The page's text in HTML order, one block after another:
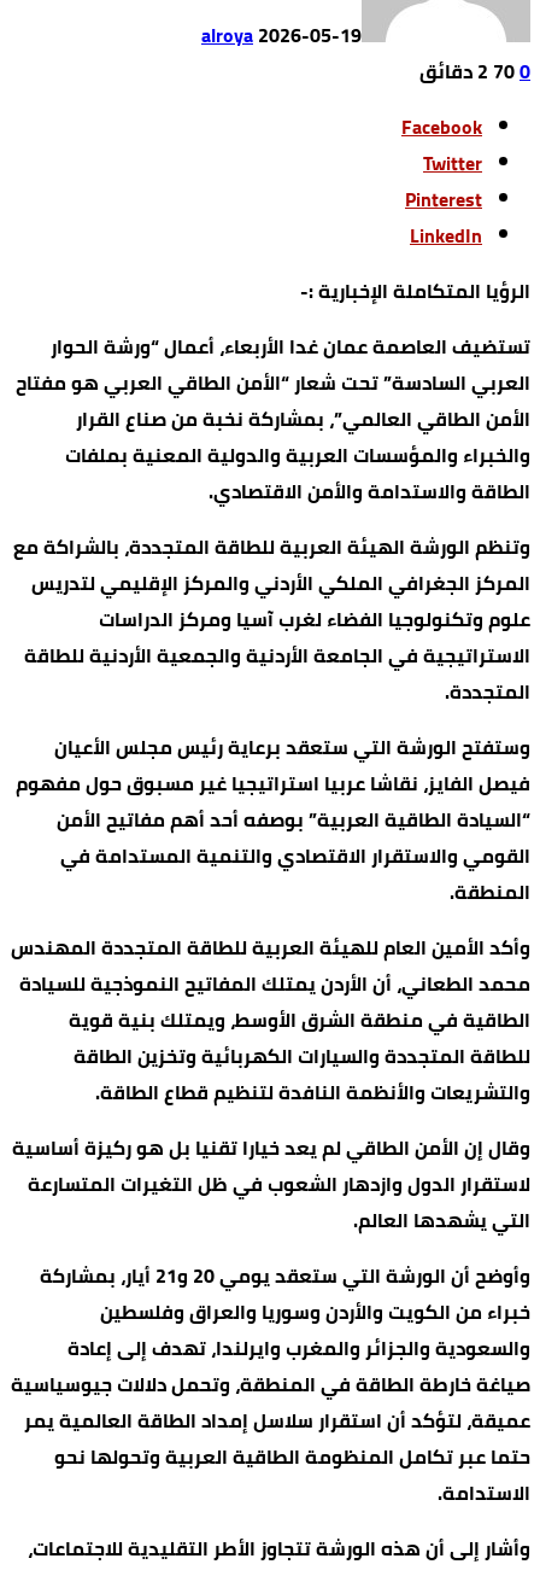
alroya2026-05-19
0
70 2 ‫دقائق‬
Facebook
Twitter
Pinterest
LinkedIn
الرؤيا المتكاملة الإخبارية :-
تستضيف العاصمة عمان غدا الأربعاء، أعمال “ورشة الحوار
العربي السادسة” تحت شعار “الأمن الطاقي العربي هو مفتاح
الأمن الطاقي العالمي”، بمشاركة نخبة من صناع القرار
والخبراء والمؤسسات العربية والدولية المعنية بملفات
الطاقة والاستدامة والأمن الاقتصادي.
وتنظم الورشة الهيئة العربية للطاقة المتجددة، بالشراكة مع
المركز الجغرافي الملكي الأردني والمركز الإقليمي لتدريس
علوم وتكنولوجيا الفضاء لغرب آسيا ومركز الدراسات
الاستراتيجية في الجامعة الأردنية والجمعية الأردنية للطاقة
المتجددة.
وستفتح الورشة التي ستعقد برعاية رئيس مجلس الأعيان
فيصل الفايز، نقاشا عربيا استراتيجيا غير مسبوق حول مفهوم
“السيادة الطاقية العربية” بوصفه أحد أهم مفاتيح الأمن
القومي والاستقرار الاقتصادي والتنمية المستدامة في
المنطقة.
وأكد الأمين العام للهيئة العربية للطاقة المتجددة المهندس
محمد الطعاني، أن الأردن يمتلك المفاتيح النموذجية للسيادة
الطاقية في منطقة الشرق الأوسط، ويمتلك بنية قوية
للطاقة المتجددة والسيارات الكهربائية وتخزين الطاقة
والتشريعات والأنظمة النافدة لتنظيم قطاع الطاقة.
وقال إن الأمن الطاقي لم يعد خيارا تقنيا بل هو ركيزة أساسية
لاستقرار الدول وازدهار الشعوب في ظل التغيرات المتسارعة
التي يشهدها العالم.
وأوضح أن الورشة التي ستعقد يومي 20 و21 أيار، بمشاركة
خبراء من الكويت والأردن وسوريا والعراق وفلسطين
والسعودية والجزائر والمغرب وايرلندا، تهدف إلى إعادة
صياغة خارطة الطاقة في المنطقة، وتحمل دلالات جيوسياسية
عميقة، لتؤكد أن استقرار سلاسل إمداد الطاقة العالمية يمر
حتما عبر تكامل المنظومة الطاقية العربية وتحولها نحو
الاستدامة.
وأشار إلى أن هذه الورشة تتجاوز الأطر التقليدية للاجتماعات،